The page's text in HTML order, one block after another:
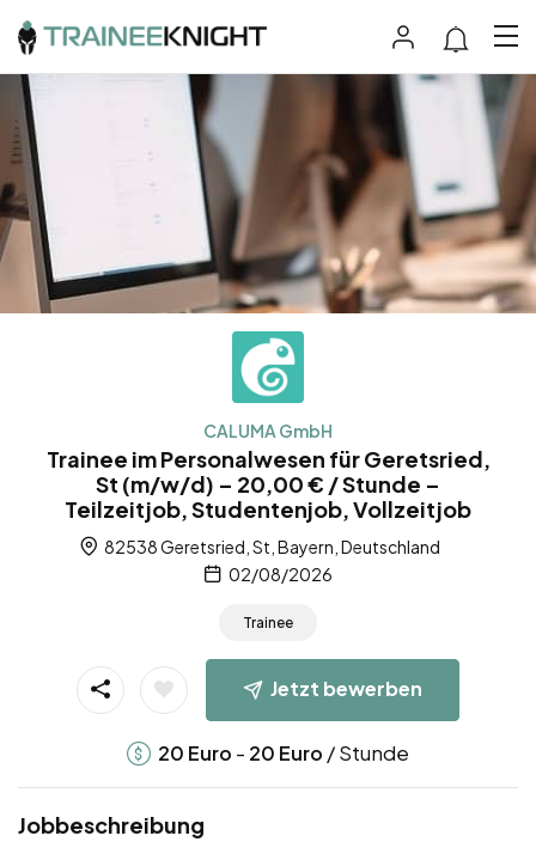
CALUMA GmbH
Trainee im Personalwesen für Geretsried,
St (m/w/d) – 20,00 € / Stunde –
Teilzeitjob, Studentenjob, Vollzeitjob
82538 Geretsried, St, Bayern, Deutschland
02/08/2026
Trainee
Jetzt bewerben
20 Euro - 20 Euro / Stunde
Jobbeschreibung